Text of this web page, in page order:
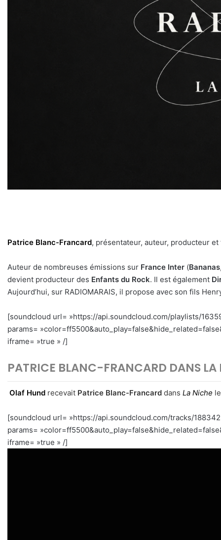
Patrice Blanc-Francard, présentateur, auteur, producteur et
Auteur de nombreuses émissions sur France Inter (Bananas
devient producteur des Enfants du Rock. Il est également
Aujourd’hui, sur RADIOMARAIS, il propose avec son fils
[soundcloud url= »https://api.soundcloud.com/playlists/
params=
iframe= »true » /]
PATRICE BLANC-FRANCARD DANS LA
Olaf Hund recevait Patrice Blanc-Francard dans La Niche
[soundcloud url= »https://api.soundcloud.com/tracks/
params=
iframe= »true » /]